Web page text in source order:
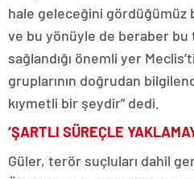
hale geleceğini
ve bu yönüyle de beraber
sağlandığı önemli yer
gruplarının doğrudan
kıymetli bir şeydir” dedi.
‘ŞARTLI SÜREÇLE
Güler, terör suçluları dahil